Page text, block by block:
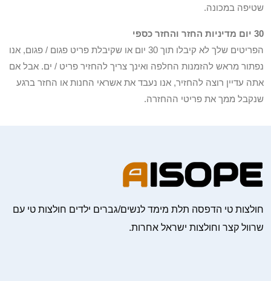
שטיפה במכונה.
30 יום מדיניות החזר והחזר כספי
הפריטים שלך לא קיבלו תוך 30 יום או שקיבלת פריט פגום / פגום, אנו
נפתור מראש להזמנות החלפה ואינך צריך להחזיר פריט / ים. אבל אם
אתה עדיין רוצה להחזיר, אנו נעבד את אשראי החנות או החזר ברגע
שנקבל ממך את פריטי ההחזרה.
חולצות טי הדפסה תלת מימד לנשים/גברים ילדים חולצות טי עם
שרוול קצר וחולצות ישראל אחרות.